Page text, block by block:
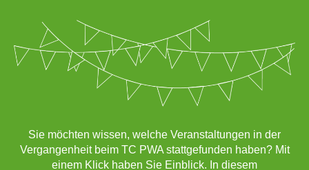
Sie möchten wissen, welche Veranstaltungen in der
Vergangenheit beim TC PWA stattgefunden haben? Mit
einem Klick haben Sie Einblick. In diesem